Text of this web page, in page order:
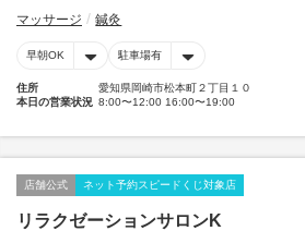
マッサージ 鍼灸
早朝OK 駐車場有
住所
愛知県岡崎市松本町２丁目１０
本日の営業状況 8:00〜12:00 16:00〜19:00
店舗公式 ネット予約スピードくじ対象店
リラクゼーションサロンK